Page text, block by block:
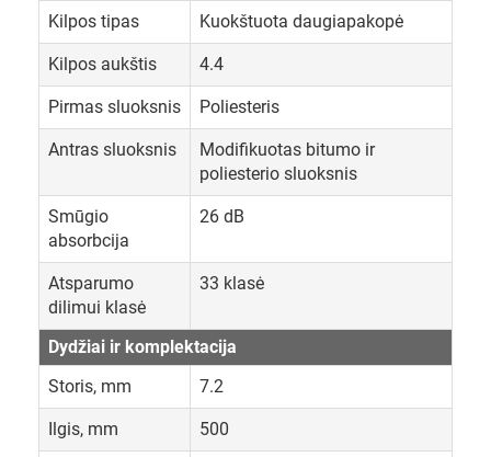
Kilpos tipas Kuokštuota daugiapakopė
Kilpos aukštis 4.4
Pirmas sluoksnis Poliesteris
Antras sluoksnis
Modifikuotas bitumo ir
poliesterio sluoksnis
Smūgio
absorbcija
26 dB
Atsparumo
dilimui klasė
33 klasė
Dydžiai ir komplektacija
Storis, mm
7.2
Ilgis, mm 500